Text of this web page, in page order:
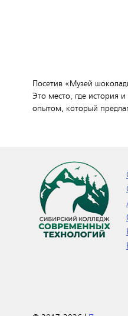
Посетив «Музей
Это место, где история
опытом, который